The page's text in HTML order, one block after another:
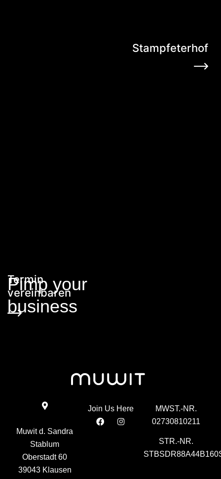
Stampfeterhof
Pimp your
business
Termin
vereinbaren
Muwit d. Sandra
Stablum
Oberstadt 60
39043 Klausen
Join Us Here
MWST.-NR.
02730810211
STR.-NR.